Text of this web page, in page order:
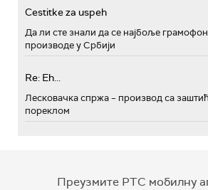
Cestitke za uspeh
Да ли сте знали да се најбоље
производе у Србији
Re: Eh...
Лесковачка спржа – производ са
пореклом
Преузмите РТС мобилну